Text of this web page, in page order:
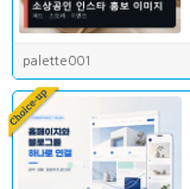
palette001